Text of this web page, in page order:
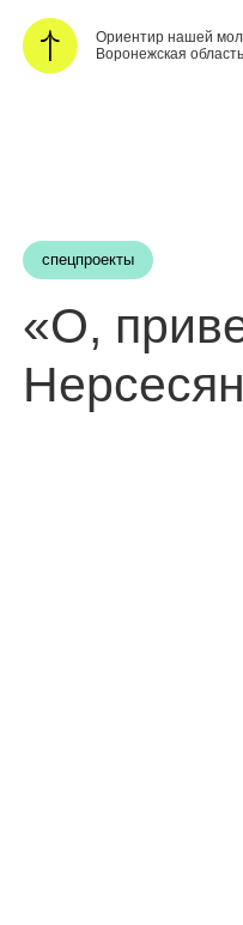
Ориентир нашей
Воронежская область
спецпроекты
«О,
Нерсесян